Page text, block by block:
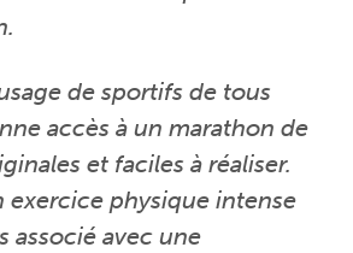
de sportifs de tous
accès à un marathon de
et faciles à réaliser.
exercice physique intense
associé avec une